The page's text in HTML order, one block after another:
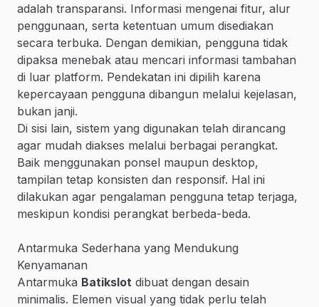
adalah transparansi. Informasi mengenai fitur, alur
penggunaan, serta ketentuan umum disediakan
secara terbuka. Dengan demikian, pengguna tidak
dipaksa menebak atau mencari informasi tambahan
di luar platform. Pendekatan ini dipilih karena
kepercayaan pengguna dibangun melalui kejelasan,
bukan janji.
Di sisi lain, sistem yang digunakan telah dirancang
agar mudah diakses melalui berbagai perangkat.
Baik menggunakan ponsel maupun desktop,
tampilan tetap konsisten dan responsif. Hal ini
dilakukan agar pengalaman pengguna tetap terjaga,
meskipun kondisi perangkat berbeda-beda.
Antarmuka Sederhana yang Mendukung
Kenyamanan
Antarmuka Batikslot dibuat dengan desain
minimalis. Elemen visual yang tidak perlu telah